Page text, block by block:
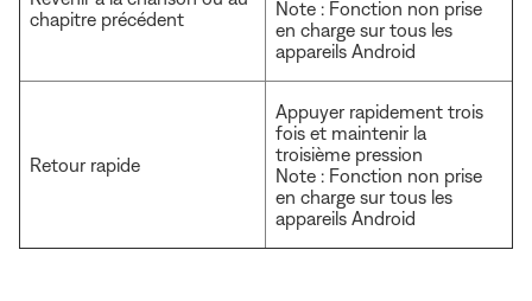
chapitre précédent
Note : Fonction non prise
en charge sur tous les
appareils Android
Retour rapide
Appuyer rapidement trois
fois et maintenir la
troisième pression
Note : Fonction non prise
en charge sur tous les
appareils Android